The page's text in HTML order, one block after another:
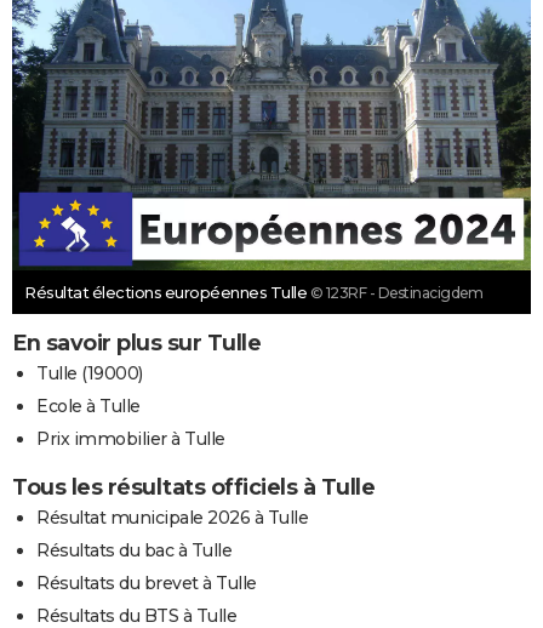
Résultat élections européennes Tulle © 123RF - Destinacigdem
En savoir plus sur Tulle
Tulle (19000)
Ecole à Tulle
Prix immobilier à Tulle
Tous les résultats officiels à Tulle
Résultat municipale 2026 à Tulle
Résultats du bac à Tulle
Résultats du brevet à Tulle
Résultats du BTS à Tulle